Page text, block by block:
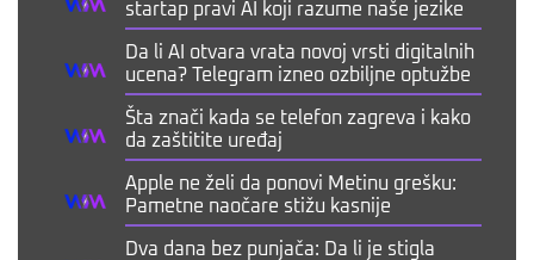
startap pravi AI koji razume naše jezike
Da li AI otvara vrata novoj vrsti digitalnih
ucena? Telegram izneo ozbiljne optužbe
Šta znači kada se telefon zagreva i kako
da zaštitite uređaj
Apple ne želi da ponovi Metinu grešku:
Pametne naočare stižu kasnije
Dva dana bez punjača: Da li je stigla